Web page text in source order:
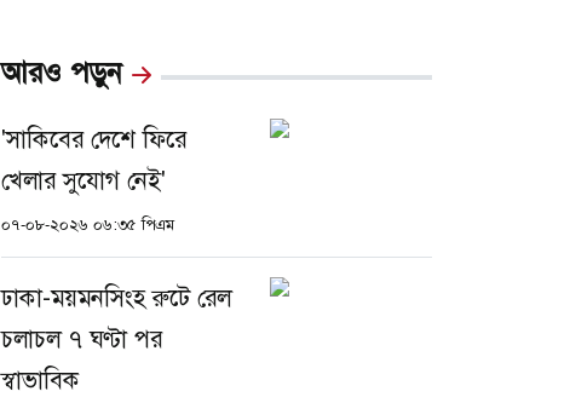
আরও পড়ুন
'সাকিবের দেশে ফিরে
খেলার সুযোগ নেই'
০৭-০৮-২০২৬ ০৬:৩৫ পিএম
ঢাকা-ময়মনসিংহ রুটে রেল
চলাচল ৭ ঘণ্টা পর
স্বাভাবিক